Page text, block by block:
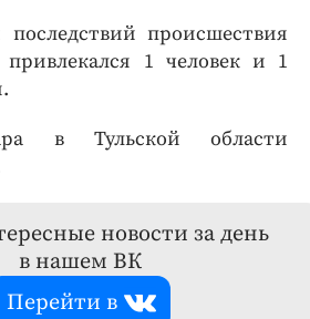
происшествия
1 человек и 1
в Тульской области
новости за день
в нашем ВК
Перейти в